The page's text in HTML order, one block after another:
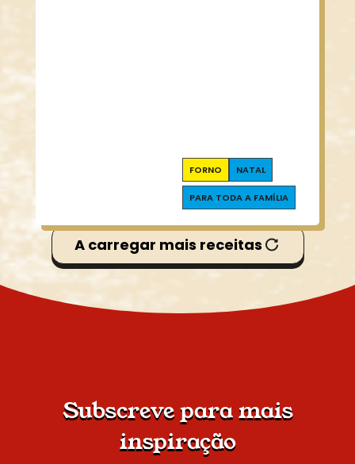
FORNO NATAL
PARA TODA A FAMÍLIA
A carregar mais receitas
Subscreve para mais
inspiração